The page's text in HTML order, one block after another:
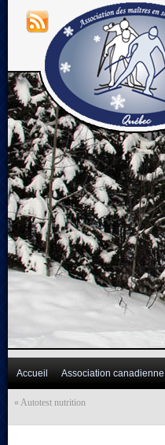
Accueil Association canadienne
« Autotest nutrition